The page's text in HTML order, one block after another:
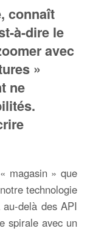
connaît
à-dire le
avec
»
ne
magasin » que
technologie
delà des API
spirale avec un